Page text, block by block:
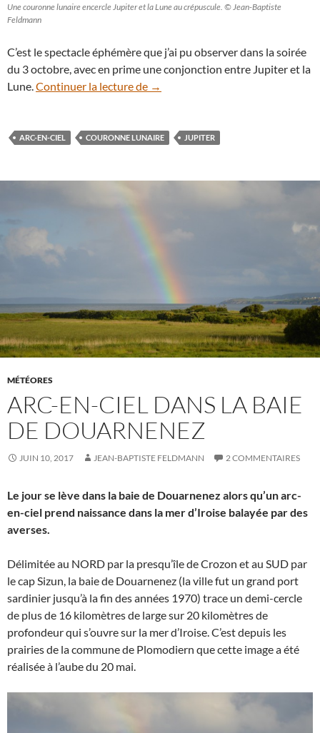
Une couronne lunaire encercle Jupiter et la Lune au crépuscule. © Jean-Baptiste
Feldmann
C’est le spectacle éphémère que j’ai pu observer dans la soirée
du 3 octobre, avec en prime une conjonction entre Jupiter et la
Lune. Continuer la lecture de Une couronne irisée pour la jeune
→
ARC-EN-CIEL COURONNE LUNAIRE JUPITER
MÉTÉORES
ARC-EN-CIEL DANS LA BAIE
DE DOUARNENEZ
JUIN 10, 2017 JEAN-BAPTISTE FELDMANN 2 COMMENTAIRES
Le jour se lève dans la baie de Douarnenez alors qu’un arc-
en-ciel prend naissance dans la mer d’Iroise balayée par des
averses.
Délimitée au NORD par la presqu’île de Crozon et au SUD par
le cap Sizun, la baie de Douarnenez (la ville fut un grand port
sardinier jusqu’à la fin des années 1970) trace un demi-cercle
de plus de 16 kilomètres de large sur 20 kilomètres de
profondeur qui s’ouvre sur la mer d’Iroise. C’est depuis les
prairies de la commune de Plomodiern que cette image a été
réalisée à l’aube du 20 mai.